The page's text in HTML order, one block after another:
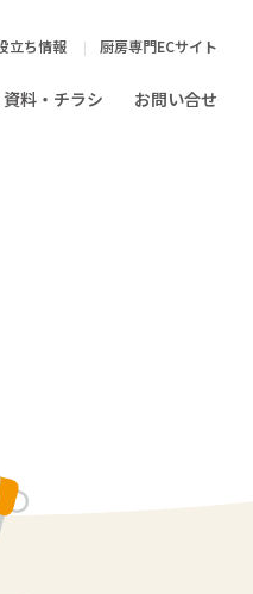
立ち情報 厨房専門ECサイト
資料・チラシ お問い合せ